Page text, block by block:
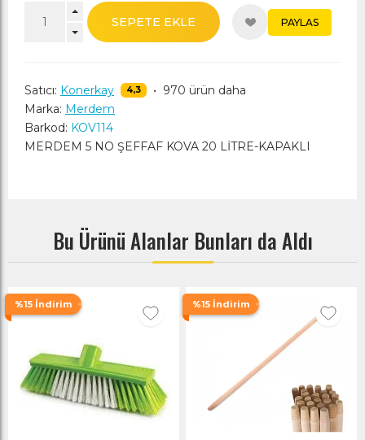
SEPETE EKLE PAYLAS
Satıcı: Konerkay 4,3 • 970 ürün daha
Marka: Merdem
Barkod: KOV114
MERDEM 5 NO ŞEFFAF KOVA 20 LİTRE-KAPAKLI
Bu Ürünü Alanlar Bunları da Aldı
%15 İndirim %15 İndirim